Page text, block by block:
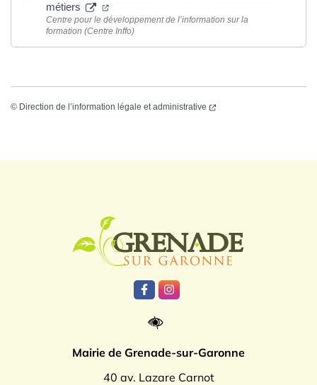
métiers
Centre pour le développement de l’information sur la
formation (Centre Inffo)
© Direction de l’information légale et administrative
Lien vers le compte Facebook
Lien vers le compte
Mairie de Grenade-sur-Garonne
40 av. Lazare Carnot